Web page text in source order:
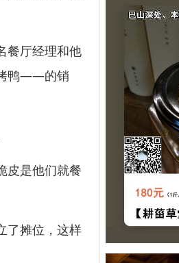
餐厅经理和他
鸭——的销
是他们就餐
了摊位，这样